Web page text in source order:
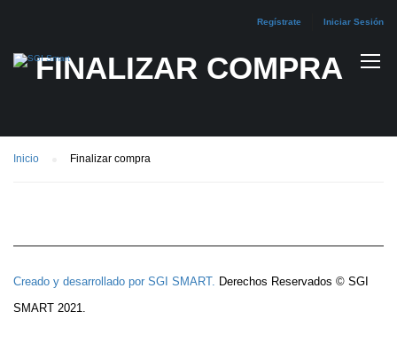
Regístrate Iniciar Sesión
FINALIZAR COMPRA
Inicio Finalizar compra
Creado y desarrollado por SGI SMART. Derechos Reservados © SGI
SMART 2021.